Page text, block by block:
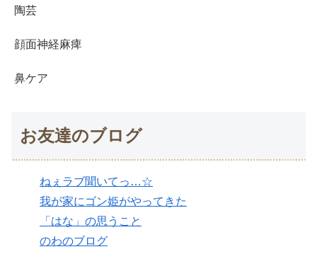
陶芸
顔面神経麻痺
鼻ケア
お友達のブログ
ねぇラブ聞いてっ…☆
我が家にゴン姫がやってきた
「はな」の思うこと
のわのブログ